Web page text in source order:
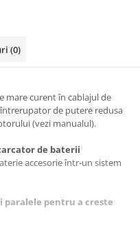
(0)
mare curent în cablajul de
de putere redusa
(vezi manualul).
de baterii
accesorie într-un sistem
pentru a creste